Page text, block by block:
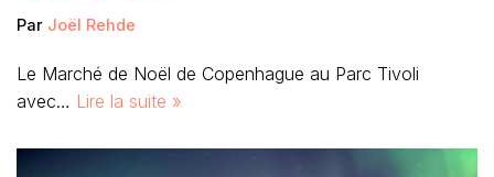
Par Joël Rehde
Le Marché de Noël de Copenhague au Parc Tivoli
avec… Lire la suite »